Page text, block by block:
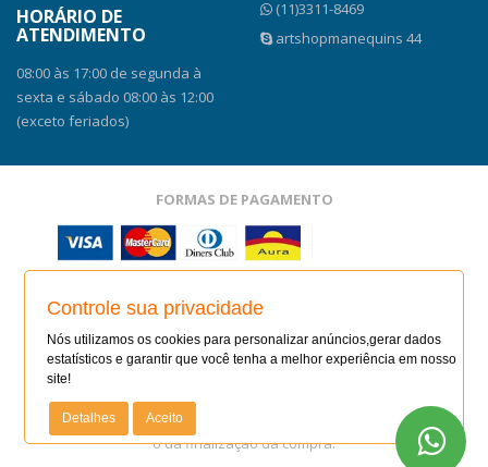
HORÁRIO DE
ATENDIMENTO
08:00 às 17:00 de segunda à
sexta e sábado 08:00 às 12:00
(exceto feriados)
(11)3311-8469
artshopmanequins 44
FORMAS DE PAGAMENTO
SITE SEGURO
SITE SEGURO
AUDITADO 10/08/26
produtos vendidos e entregues pelo site. O preço válido será
o da finalização da compra.
Controle sua privacidade
Nós utilizamos os cookies para personalizar anúncios,gerar dados
estatísticos e garantir que você tenha a melhor experiência em nosso
site!
Detalhes Aceito